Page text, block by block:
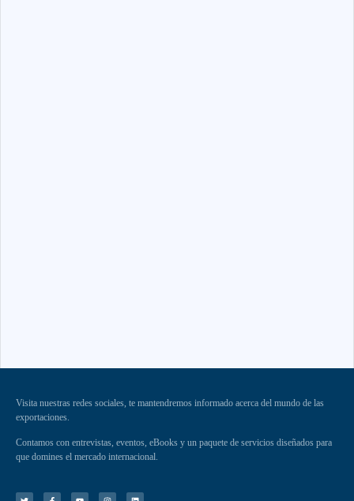
Visita nuestras redes sociales, te mantendremos informado acerca del mundo de las
exportaciones.
Contamos con entrevistas, eventos, eBooks y un paquete de servicios diseñados para
que domines el mercado internacional.